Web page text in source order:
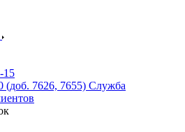
15
(доб. 7626, 7655) Служба